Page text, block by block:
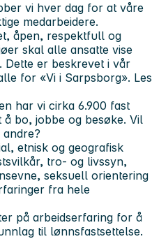
vi hver dag for at våre
medarbeidere.
åpen, respektfull og
skal alle ansatte vise
Dette er beskrevet i vår
for «Vi i Sarpsborg». Les
har vi cirka 6.900 fast
bo, jobbe og besøke. Vil
etnisk og geografisk
tro- og livssyn,
seksuell orientering
fra hele
på arbeidserfaring for å
til lønnsfastsettelse.